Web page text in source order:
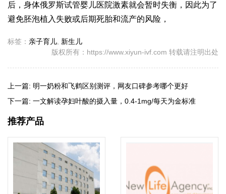
后，身体俄罗斯试管婴儿医院激素就会暂时失衡，因此为了
避免胚泡植入失败或后期死胎和流产的风险，
标签： 亲子育儿, 新生儿
版权所有：https://www.xiyun-ivf.com 转载请注明出处
上一篇: 明一奶粉和飞鹤区别测评，网友口碑参考哪个更好
下一篇: 一文解读孕妇叶酸的摄入量，0.4-1mg/每天为金标准
推荐产品